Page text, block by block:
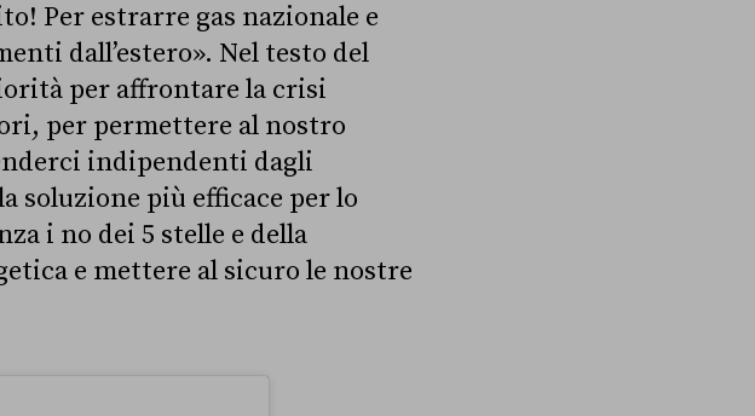
Per estrarre gas nazionale e
dall’estero». Nel testo del
per affrontare la crisi
per permettere al nostro
indipendenti dagli
soluzione più efficace per lo
i no dei 5 stelle e della
e mettere al sicuro le nostre